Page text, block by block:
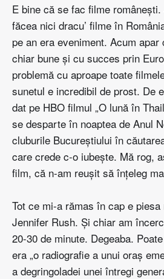
E bine că se fac filme
făcea nici dracu’ filme în
pe an era eveniment. Acum
chiar bune şi cu succes prin
problemă cu aproape toate
sunetul e incredibil de prost. De
dat pe HBO filmul „O lună în
se desparte în noaptea de Anul
cluburile Bucureştiului în
care crede c-o iubeşte. Mă rog,
film, că n-am reuşit să înţeleg
Tot ce mi-a rămas în cap e
Jennifer Rush. Şi chiar am
20-30 de minute. Degeaba.
era „o radiografie a unui oraş
a degringoladei unei întregi